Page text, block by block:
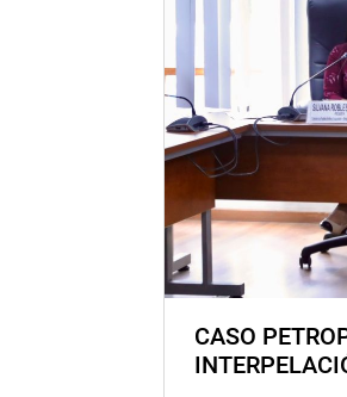
CASO